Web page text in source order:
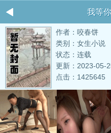
我等
作者：咬春饼
类别：女生小说
状态：连载
更新：2023-05-
点击：1425645